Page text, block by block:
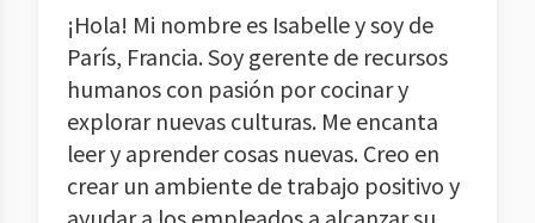
¡Hola! Mi nombre es Isabelle y soy de
París, Francia. Soy gerente de recursos
humanos con pasión por cocinar y
explorar nuevas culturas. Me encanta
leer y aprender cosas nuevas. Creo en
crear un ambiente de trabajo positivo y